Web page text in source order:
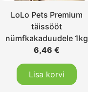
LoLo Pets Premium
täissööt
nümfkakaduudele 1kg
6,46€
Lisa korvi